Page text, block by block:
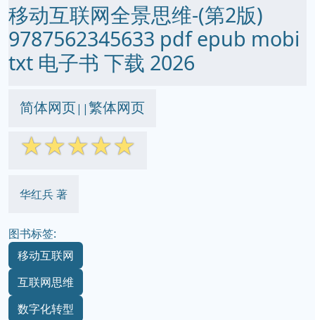
移动互联网全景思维-(第2版)
9787562345633 pdf epub mobi
txt 电子书 下载 2026
简体网页||繁体网页
☆☆☆☆☆
华红兵 著
图书标签:
移动互联网
互联网思维
数字化转型